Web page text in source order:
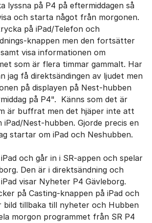
lyssna på P4 på eftermiddagen så
och starta något från morgonen.
på iPad/Telefon och
knappen men den fortsätter
visa informationen om
som är flera timmar gammalt. Har
jag få direktsändingen av ljudet men
på displayen på Nest-hubben
på P4". Känns som det är
är buffrat men det hjäper inte att
iPad/Nest-hubben. Gjorde precis en
startar om iPad och Neshubben.
och går in i SR-appen och spelar
Den är i direktsändning och
visar Nyheter P4 Gävleborg.
på Casting-knappen på iPad och
bild tillbaka till nyheter och Hubben
morgon programmet från SR P4